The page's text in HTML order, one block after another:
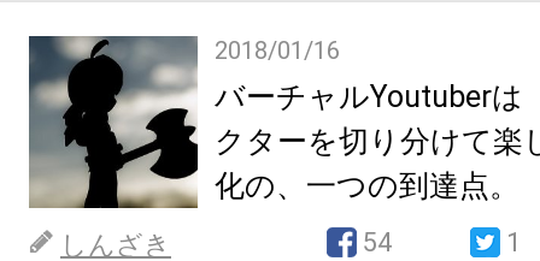
2018/01/16
バーチャルYoutuberは
クターを切り分けて楽
化の、一つの到達点。
しんざき 54 1